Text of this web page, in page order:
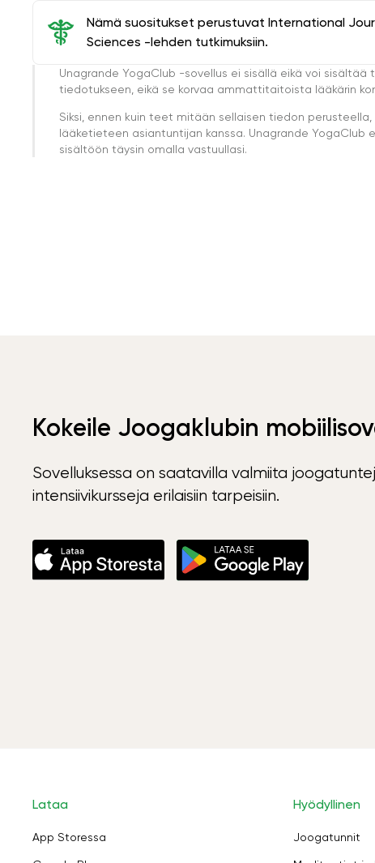
Nämä suositukset perustuvat International
Sciences -lehden tutkimuksiin.
Unagrande YogaClub -sovellus ei sisällä eikä voi
tiedotukseen, eikä se korvaa ammattitaitoista lääkärin
Siksi, ennen kuin teet mitään sellaisen tiedon
lääketieteen asiantuntijan kanssa. Unagrande YogaClub
sisältöön täysin omalla vastuullasi.
Kokeile Joogaklubin
Sovelluksessa on saatavilla valmiita
intensiivikursseja erilaisiin tarpeisiin.
Lataa
App Storessa
Hyödyllinen
Joogatunnit